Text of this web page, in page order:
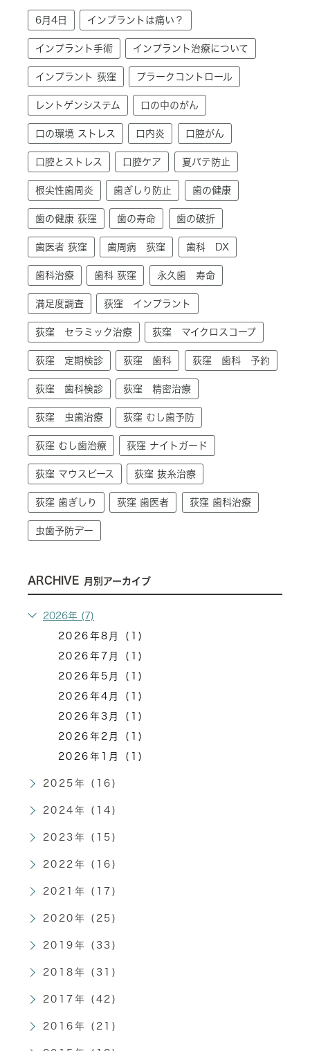
6月4日 インプラントは痛い？
インプラント手術 インプラント治療について
インプラント 荻窪 プラークコントロール
レントゲンシステム 口の中のがん
口の環境 ストレス 口内炎 口腔がん
口腔とストレス 口腔ケア 夏バテ防止
根尖性歯周炎 歯ぎしり防止 歯の健康
歯の健康 荻窪 歯の寿命 歯の破折
歯医者 荻窪 歯周病 荻窪 歯科 DX
歯科治療 歯科 荻窪 永久歯 寿命
満足度調査 荻窪 インプラント
荻窪 セラミック治療 荻窪 マイクロスコープ
荻窪 定期検診 荻窪 歯科 荻窪 歯科 予約
荻窪 歯科検診 荻窪 精密治療
荻窪 虫歯治療 荻窪 むし歯予防
荻窪 むし歯治療 荻窪 ナイトガード
荻窪 マウスピース 荻窪 抜糸治療
荻窪 歯ぎしり 荻窪 歯医者 荻窪 歯科治療
虫歯予防デー
ARCHIVE 月別アーカイブ
2026年 (7)
2026年8月 (1)
2026年7月 (1)
2026年5月 (1)
2026年4月 (1)
2026年3月 (1)
2026年2月 (1)
2026年1月 (1)
2025年 (16)
2024年 (14)
2023年 (15)
2022年 (16)
2021年 (17)
2020年 (25)
2019年 (33)
2018年 (31)
2017年 (42)
2016年 (21)